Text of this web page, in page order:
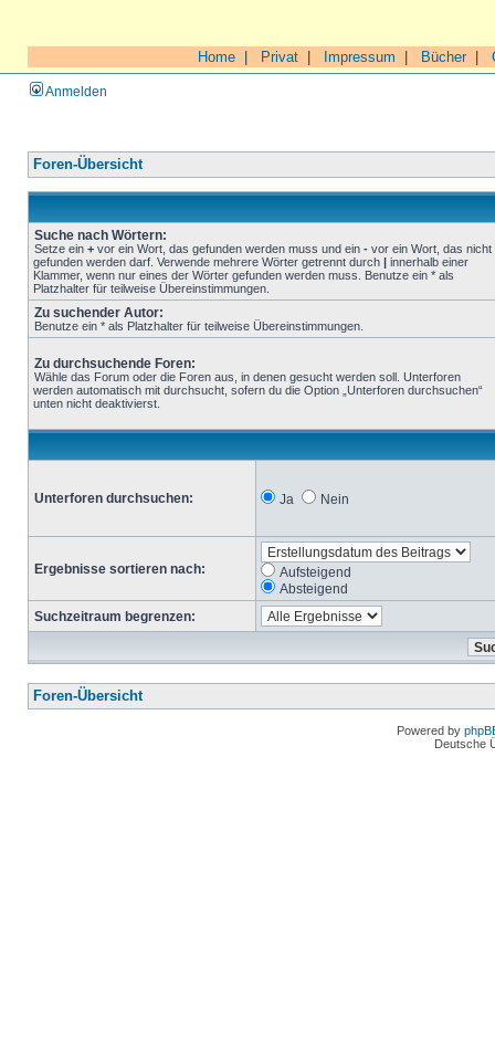
Home Privat Impressum Bücher|
Anmelden
Foren-Übersicht
Suche nach Wörtern:
Setze ein + vor ein Wort, das gefunden werden muss und ein - vor ein Wort, das nicht
gefunden werden darf. Verwende mehrere Wörter getrennt durch | innerhalb einer
Klammer, wenn nur eines der Wörter gefunden werden muss. Benutze ein * als
Platzhalter für teilweise Übereinstimmungen.
Zu suchender Autor:
Benutze ein * als Platzhalter für teilweise Übereinstimmungen.
Zu durchsuchende Foren:
Wähle das Forum oder die Foren aus, in denen gesucht werden soll. Unterforen
werden automatisch mit durchsucht, sofern du die Option „Unterforen durchsuchen“
unten nicht deaktivierst.
Unterforen durchsuchen: Ja Nein
Ergebnisse sortieren nach:
Aufsteigend
Absteigend
Suchzeitraum begrenzen:
Foren-Übersicht
Powered by
Deutsche